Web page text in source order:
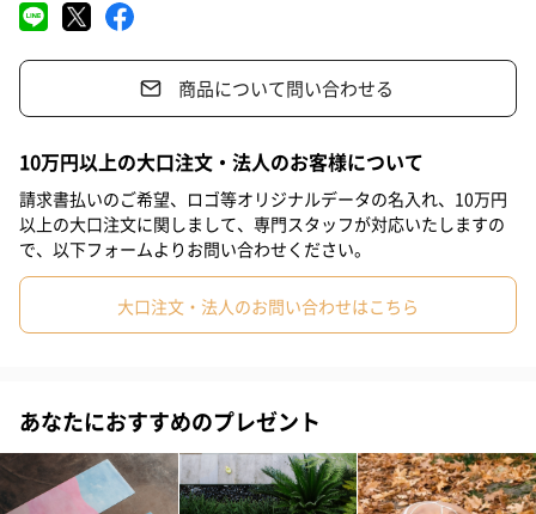
Java（ジャワ）
Tribeca Sand（トライベッカサンド）
「Yoga Design Lab （ヨガデザインラボ）」
個性的でファッション性があり、環境に優しいエコ・プロダクト
を提案している YogaDesign Lab は、カナダ出身のヨギ、サーフ
ァーであるバリ島在住の チャド・ターナー（Chad Turner）によ
#親戚女性
#男友達 #男性 #女性 #夫 #妻
#同僚男性 #男子大学生 #10代 #20代前半 #20代後半
#30代 #40代 #50代 #60代 #70代 #80代 #90代
商品について問い合わせる
10万円以上の大口注文・法人のお客様について
請求書払いのご希望、ロゴ等オリジナルデータの名入れ、10万円
以上の大口注文に関しまして、専門スタッフが対応いたしますの
で、以下フォームよりお問い合わせください。
大口注文・法人のお問い合わせはこちら
あなたにおすすめのプレゼント